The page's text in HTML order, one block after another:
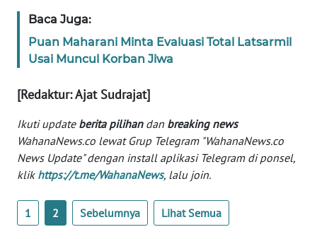
Baca Juga:
Puan Maharani Minta Evaluasi Total Latsarmil
Usai Muncul Korban Jiwa
[Redaktur: Ajat Sudrajat]
Ikuti update berita pilihandan breaking news
WahanaNews.co lewat Grup Telegram "WahanaNews.co
News Update" dengan install aplikasi Telegram di ponsel,
klik https://t.me/WahanaNews, lalu join.
1 2 Sebelumnya Lihat Semua
Regional
WN
WN
JAKARTA
WN
JABAR